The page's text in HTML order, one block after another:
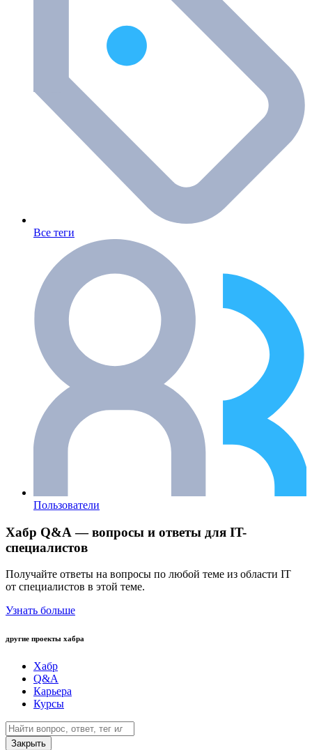
Все теги
Пользователи
Хабр Q&A — вопросы и ответы для IT-
специалистов
Получайте ответы на вопросы по любой теме из области IT
от специалистов в этой теме.
Узнать больше
другие проекты хабра
Хабр
Q&A
Карьера
Курсы
Закрыть